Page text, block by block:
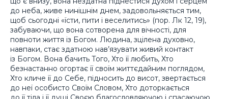
до неба, живе нинішнім днем, задовольняється тим,
щоб сьогодні «їсти, пити і веселитись» (пор. Лк 12, 19),
забуваючи, що вона сотворена для вічності, для
повноти життя із Богом. Людина, зцілена духовно,
навпаки, стає здатною нав’язувати живий контакт
із Богом. Вона бачить Того, Хто її любить, Хто
безнастанно огортає її своїм життєдайним поглядом,
Хто кличе її до Себе, підносить до висот, звертається
до неї особисто Своїм Словом, Хто доторкається